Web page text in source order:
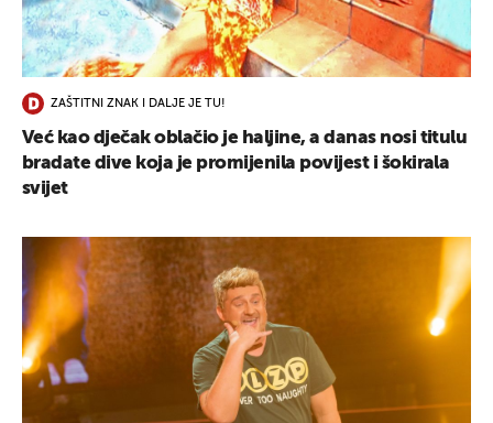
ZAŠTITNI ZNAK I DALJE JE TU!
Već kao dječak oblačio je haljine, a danas nosi titulu
bradate dive koja je promijenila povijest i šokirala
svijet